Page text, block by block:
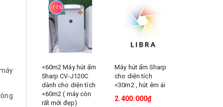
-11%
<60m2 Máy hút ẩm
Sharp CV-J120C
dành cho diện tích
<60m2 ( máy còn
rất mới đẹp)
Máy hút ẩm Sharp
cho diện tích
<30m2 , hút êm ái
2.400.000₫